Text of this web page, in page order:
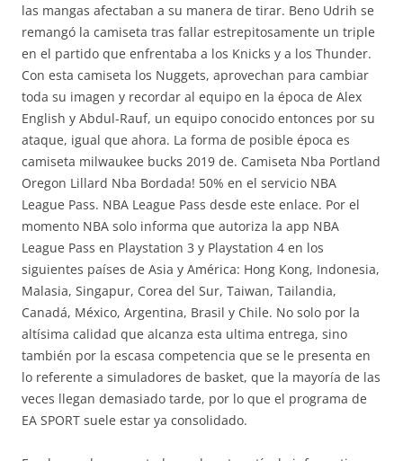
las mangas afectaban a su manera de tirar. Beno Udrih se
remangó la camiseta tras fallar estrepitosamente un triple
en el partido que enfrentaba a los Knicks y a los Thunder.
Con esta camiseta los Nuggets, aprovechan para cambiar
toda su imagen y recordar al equipo en la época de Alex
English y Abdul-Rauf, un equipo conocido entonces por su
ataque, igual que ahora. La forma de posible época es
camiseta milwaukee bucks 2019 de. Camiseta Nba Portland
Oregon Lillard Nba Bordada! 50% en el servicio NBA
League Pass. NBA League Pass desde este enlace. Por el
momento NBA solo informa que autoriza la app NBA
League Pass en Playstation 3 y Playstation 4 en los
siguientes países de Asia y América: Hong Kong, Indonesia,
Malasia, Singapur, Corea del Sur, Taiwan, Tailandia,
Canadá, México, Argentina, Brasil y Chile. No solo por la
altísima calidad que alcanza esta ultima entrega, sino
también por la escasa competencia que se le presenta en
lo referente a simuladores de basket, que la mayoría de las
veces llegan demasiado tarde, por lo que el programa de
EA SPORT suele estar ya consolidado.